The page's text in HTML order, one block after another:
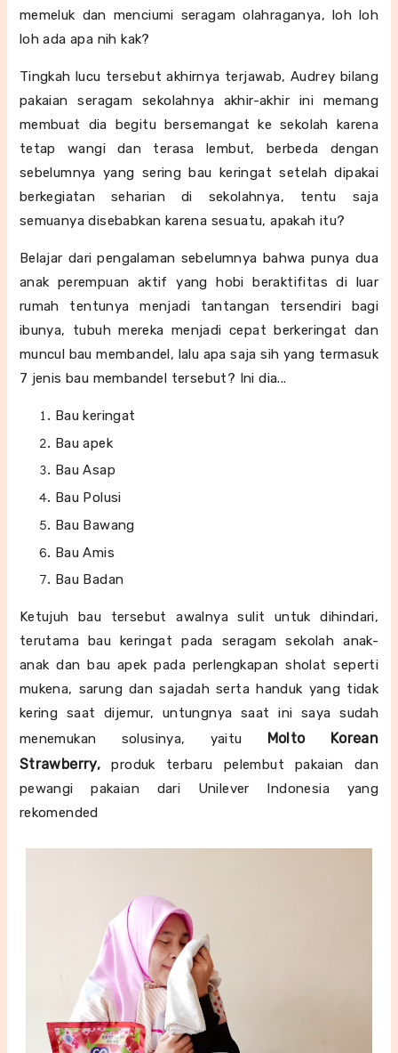
memeluk dan menciumi seragam olahraganya, loh loh
loh ada apa nih kak?
Tingkah lucu tersebut akhirnya terjawab, Audrey bilang
pakaian seragam sekolahnya akhir-akhir ini memang
membuat dia begitu bersemangat ke sekolah karena
tetap wangi dan terasa lembut, berbeda dengan
sebelumnya yang sering bau keringat setelah dipakai
berkegiatan seharian di sekolahnya, tentu saja
semuanya disebabkan karena sesuatu, apakah itu?
Belajar dari pengalaman sebelumnya bahwa punya dua
anak perempuan aktif yang hobi beraktifitas di luar
rumah tentunya menjadi tantangan tersendiri bagi
ibunya, tubuh mereka menjadi cepat berkeringat dan
muncul bau membandel, lalu apa saja sih yang termasuk
7 jenis bau membandel tersebut? Ini dia...
Bau keringat
Bau apek
Bau Asap
Bau Polusi
Bau Bawang
Bau Amis
Bau Badan
Ketujuh bau tersebut awalnya sulit untuk dihindari,
terutama bau keringat pada seragam sekolah anak-
anak dan bau apek pada perlengkapan sholat seperti
mukena, sarung dan sajadah serta handuk yang tidak
kering saat dijemur, untungnya saat ini saya sudah
menemukan solusinya, yaitu Molto Korean
Strawberry,produk terbaru pelembut pakaian dan
pewangi pakaian dari Unilever Indonesia yang
rekomended